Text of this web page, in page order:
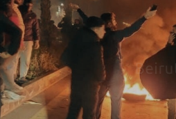
٤ آب